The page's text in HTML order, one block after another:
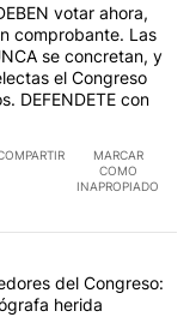
votar ahora,
comprobante. Las
se concretan, y
el Congreso
DEFENDETE con
MARCAR
COMO
INAPROPIADO
en los
sigue en los
del Congreso:
herida